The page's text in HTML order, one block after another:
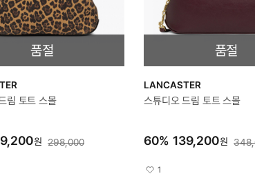
품절
림 토트 스몰
원 298,000
품절
LANCASTER
스튜디오 드림 토트 스몰
60% 139,200원
1